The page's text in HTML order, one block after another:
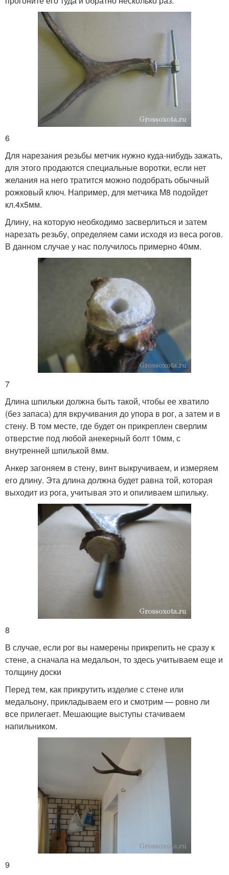
6
Для нарезания резьбы метчик нужно куда-нибудь зажать,
для этого продаются специальные воротки, если нет
желания на него тратится можно подобрать обычный
рожковый ключ. Например, для метчика М8 подойдет
кл.4х5мм.
Длину, на которую необходимо засверлиться и затем
нарезать резьбу, определяем сами исходя из веса рогов.
В данном случае у нас получилось примерно 40мм.
7
Длина шпильки должна быть такой, чтобы ее хватило
(без запаса) для вкручивания до упора в рог, а затем и в
стену. В том месте, где будет он прикреплен сверлим
отверстие под любой анекерный болт 10мм, с
внутренней шпилькой 8мм.
Анкер загоняем в стену, винт выкручиваем, и измеряем
его длину. Эта длина должна будет равна той, которая
выходит из рога, учитывая это и опиливаем шпильку.
8
В случае, если рог вы намерены прикрепить не сразу к
стене, а сначала на медальон, то здесь учитываем еще и
толщину доски
Перед тем, как прикрутить изделие с стене или
медальону, прикладываем его и смотрим — ровно ли
все прилегает. Мешающие выступы стачиваем
напильником.
9